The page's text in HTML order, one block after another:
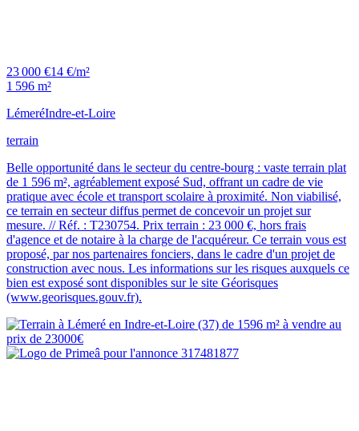
23 000 €14 €/m²
1 596 m²
LémeréIndre-et-Loire
terrain
Belle opportunité dans le secteur du centre-bourg : vaste terrain plat
de 1 596 m², agréablement exposé Sud, offrant un cadre de vie
pratique avec école et transport scolaire à proximité. Non viabilisé,
ce terrain en secteur diffus permet de concevoir un projet sur
mesure. // Réf. : T230754. Prix terrain : 23 000 €, hors frais
d'agence et de notaire à la charge de l'acquéreur. Ce terrain vous est
proposé, par nos partenaires fonciers, dans le cadre d'un projet de
construction avec nous. Les informations sur les risques auxquels ce
bien est exposé sont disponibles sur le site Géorisques
(www.georisques.gouv.fr).